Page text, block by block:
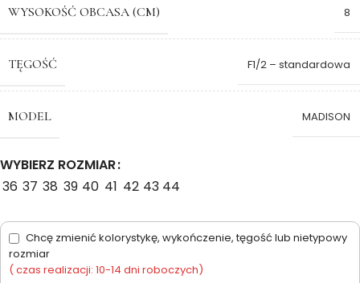
WYSOKOŚĆ OBCASA (CM) 8
TĘGOŚĆ F1/2 – standardowa
MODEL MADISON
WYBIERZ ROZMIAR
36 37 38 39 40 41 42 43 44
Chcę zmienić kolorystykę, wykończenie, tęgość lub nietypowy
rozmiar
( czas realizacji: 10-14 dni roboczych)